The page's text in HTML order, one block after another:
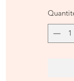
Couleur